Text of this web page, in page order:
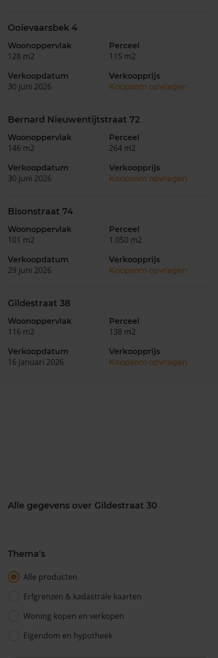
Ooievaarsbek 4
Woonoppervlak
128 m2
Perceel
115 m2
Verkoopdatum
30 juni 2026
Verkoopprijs
Koopsom opvragen
Bernard Nieuwentijtstraat 72
Woonoppervlak
146 m2
Perceel
264 m2
Verkoopdatum
30 juni 2026
Verkoopprijs
Koopsom opvragen
Bisonstraat 74
Woonoppervlak
101 m2
Perceel
1.050 m2
Verkoopdatum
29 juni 2026
Verkoopprijs
Koopsom opvragen
Gildestraat 38
Woonoppervlak
116 m2
Perceel
138 m2
Verkoopdatum
16 januari 2026
Verkoopprijs
Koopsom opvragen
Alle gegevens over Gildestraat 30
Thema's
Alle producten
Erfgrenzen & kadastrale kaarten
Woning kopen en verkopen
Eigendom en hypotheek